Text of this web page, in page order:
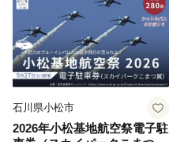
石川県小松市
2026年小松基地航空祭電子駐